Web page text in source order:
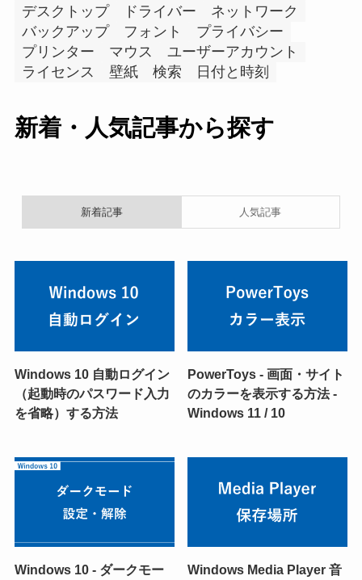
デスクトップ
ドライバー
ネットワーク
バックアップ
フォント
プライバシー
プリンター
マウス
ユーザーアカウント
ライセンス
壁紙 検索 日付と時刻
新着・人気記事から探す
新着記事 人気記事
Windows 10 自動ログイン
（起動時のパスワード入力
を省略）する方法
PowerToys - 画面・サイト
のカラーを表示する方法 -
Windows 11 / 10
Windows 10 - ダークモー
Windows Media Player 音